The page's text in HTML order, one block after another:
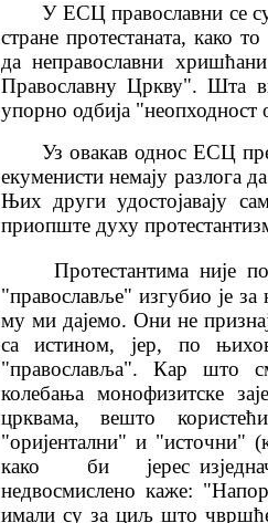
У ЕСЦ православни се
стране протестаната, како
да неправославни
Православну Цркву". Шта
упорно одбија
Уз овакав однос ЕСЦ
екуменисти немају разлога
Њих други удостојавају
приопште духу
Протестантима није
"православље" изгубио је
му ми дајемо. Они не
са истином, јер, по
"православља". Кар што
колебања монофизитске
црквама, вешто
"оријентални" и "источни"
како
би јерес
недвосмислено каже:
имали су за циљ што